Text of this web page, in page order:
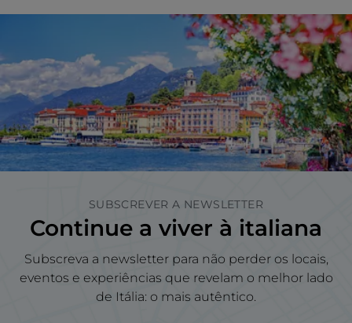
SUBSCREVER A NEWSLETTER
Continue a viver à italiana
Subscreva a newsletter para não perder os locais,
eventos e experiências que revelam o melhor lado
de Itália: o mais autêntico.